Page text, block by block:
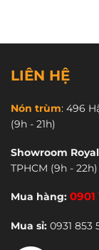
LIÊN HỆ
Nón trùm: 496
(9h - 21h)
Showroom
TPHCM (9h - 22h)
Mua hàng: 0901
Mua sỉ: 0931 853